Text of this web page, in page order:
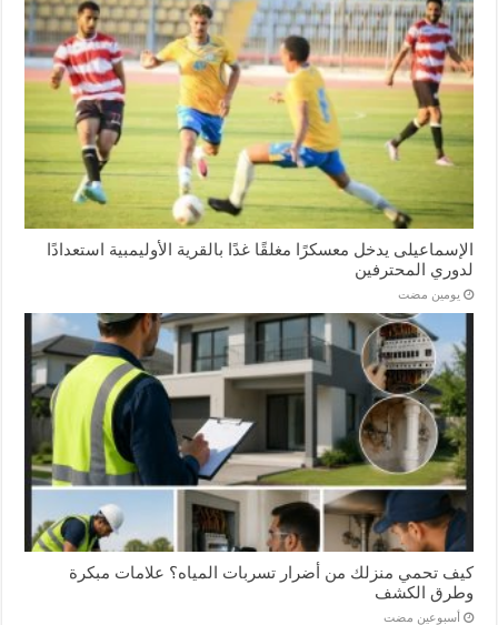
الإسماعیلی یدخل معسكرًا مغلقًا غدًا بالقرية الأوليمبية استعدادًا
لدوري المحترفين
‏يومين مضت
كيف تحمي منزلك من أضرار تسربات المياه؟ علامات مبكرة
وطرق الكشف
‏أسبوعين مضت